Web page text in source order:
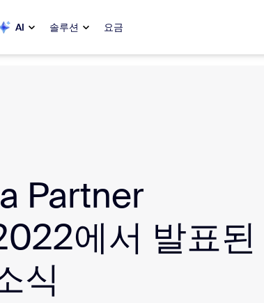
AI 솔루션 요금
Contact Center
Partner
에서 발표된
식